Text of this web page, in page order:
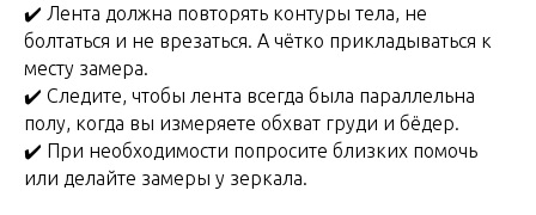
✔️ Лента должна повторять контуры тела, не
болтаться и не врезаться. А чётко прикладываться к
месту замера.
✔️ Следите, чтобы лента всегда была параллельна
полу, когда вы измеряете обхват груди и бёдер.
✔️ При необходимости попросите близких помочь
или делайте замеры у зеркала.